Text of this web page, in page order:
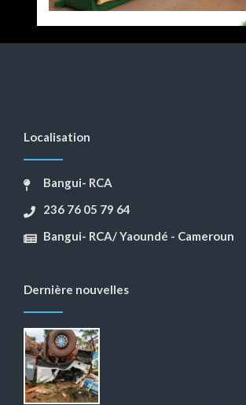
Localisation
Bangui- RCA
236 76 05 79 64
Bangui- RCA/ Yaoundé - Cameroun
Dernière nouvelles